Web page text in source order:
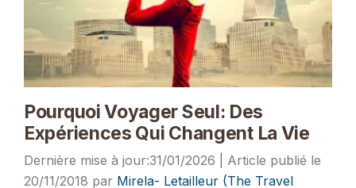
Pourquoi Voyager Seul: Des
Expériences Qui Changent La Vie
31/01/2026
20/11/2018 par Mirela- Letailleur (The Travel